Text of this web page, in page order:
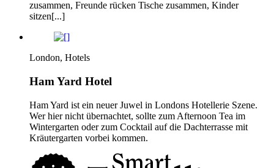
zusammen, Freunde rücken Tische zusammen, Kinder
sitzen[...]
London, Hotels
Ham Yard Hotel
Ham Yard ist ein neuer Juwel in Londons Hotellerie Szene.
Wer hier nicht übernachtet, sollte zum Afternoon Tea im
Wintergarten oder zum Cocktail auf die Dachterrasse mit
Kräutergarten vorbei kommen.